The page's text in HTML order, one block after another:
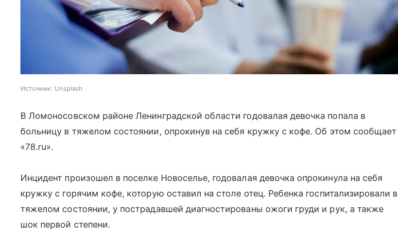
Источник: Unsplash
В Ломоносовском районе Ленинградской области годовалая девочка попала в
больницу в тяжелом состоянии, опрокинув на себя кружку с кофе. Об этом сообщает
«78.ru».
Инцидент произошел в поселке Новоселье, годовалая девочка опрокинула на себя
кружку с горячим кофе, которую оставил на столе отец. Ребенка госпитализировали в
тяжелом состоянии, у пострадавшей диагностированы ожоги груди и рук, а также
шок первой степени.